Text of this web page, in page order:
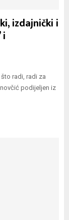
izdajnički i
i
radi, radi za
podijeljen iz